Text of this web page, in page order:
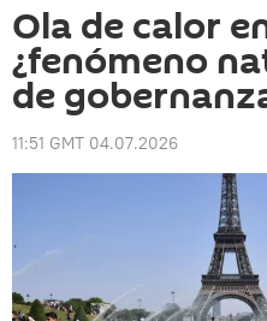
Ola de calor
¿fenómeno
de
11:51 GMT 04.07.2026